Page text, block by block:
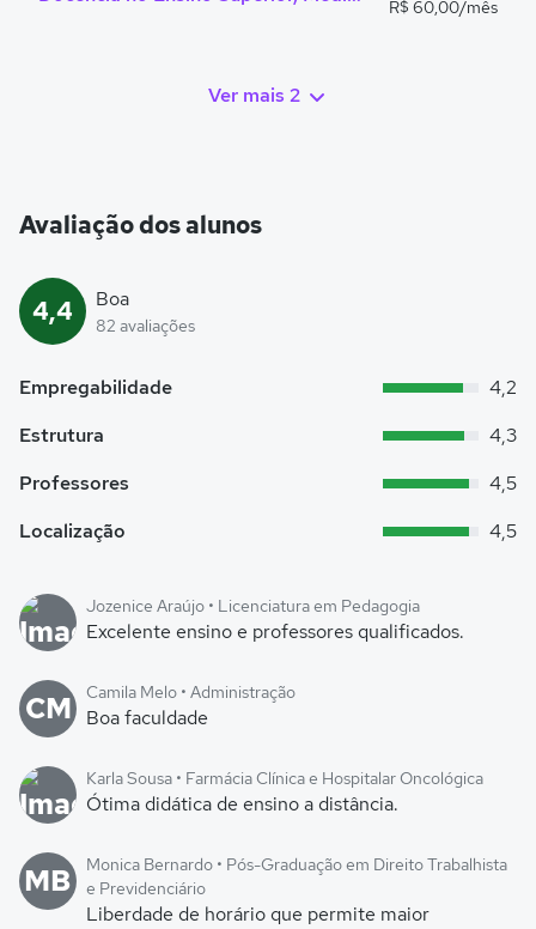
R$ 60,00/mês
Ver mais 2
Avaliação dos alunos
4,4 Boa
82 avaliações
Empregabilidade
4,2
Estrutura
4,3
Professores
4,5
Localização
4,5
Jozenice Araújo • Licenciatura em Pedagogia
Excelente ensino e professores qualificados.
CM Camila Melo • Administração
Boa faculdade
Karla Sousa • Farmácia Clínica e Hospitalar Oncológica
Ótima didática de ensino a distância.
MB
Monica Bernardo • Pós-Graduação em Direito Trabalhista
e Previdenciário
Liberdade de horário que permite maior